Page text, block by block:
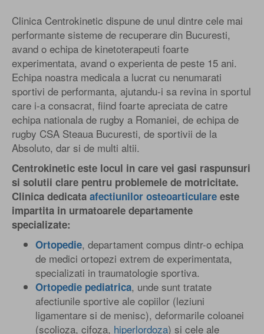
Clinica Centrokinetic dispune de unul dintre cele mai
performante sisteme de recuperare din Bucuresti,
avand o echipa de kinetoterapeuti foarte
experimentata, avand o experienta de peste 15 ani.
Echipa noastra medicala a lucrat cu nenumarati
sportivi de performanta, ajutandu-i sa revina in sportul
care i-a consacrat, fiind foarte apreciata de catre
echipa nationala de rugby a Romaniei, de echipa de
rugby CSA Steaua Bucuresti, de sportivii de la
Absoluto, dar si de multi altii.
Centrokinetic este locul in care vei gasi raspunsuri
si solutii clare pentru problemele de motricitate.
Clinica dedicata afectiunilor osteoarticulare este
impartita in urmatoarele departamente
specializate:
Ortopedie, departament compus dintr-o echipa
de medici ortopezi extrem de experimentata,
specializati in traumatologie sportiva.
Ortopedie pediatrica, unde sunt tratate
afectiunile sportive ale copiilor (leziuni
ligamentare si de menisc), deformarile coloanei
(scolioza, cifoza, hiperlordoza) si cele ale